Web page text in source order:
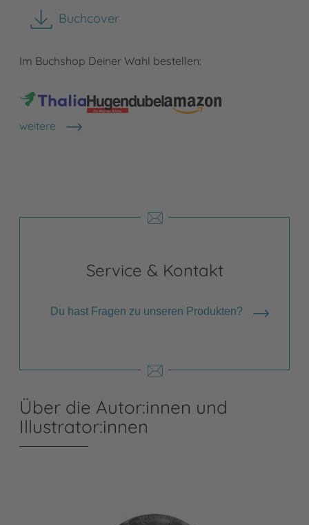
Buchcover
herunterladen
Im Buchshop Deiner Wahl bestellen:
weitere
Shops anzeigen
Service & Kontakt
Du hast Fragen zu unseren Produkten?
Über die Autor:innen und
Illustrator:innen